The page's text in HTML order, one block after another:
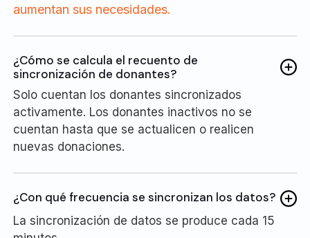
aumentan sus necesidades.
¿Cómo se calcula el recuento de
sincronización de donantes?
Solo cuentan los donantes sincronizados
activamente. Los donantes inactivos no se
cuentan hasta que se actualicen o realicen
nuevas donaciones.
¿Con qué frecuencia se sincronizan los datos?
La sincronización de datos se produce cada 15